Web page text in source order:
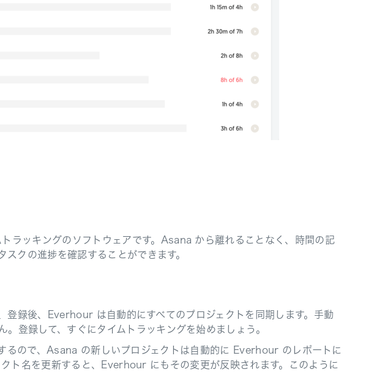
ラッキングのソフトウェアです。Asana から離れることなく、時間の記
クの進捗を確認することができます。
登録後、Everhour は自動的にすべてのプロジェクトを同期します。手動
登録して、すぐにタイムトラッキングを始めましょう。
るので、Asana の新しいプロジェクトは自動的に Everhour のレポートに
ト名を更新すると、Everhour にもその変更が反映されます。このように